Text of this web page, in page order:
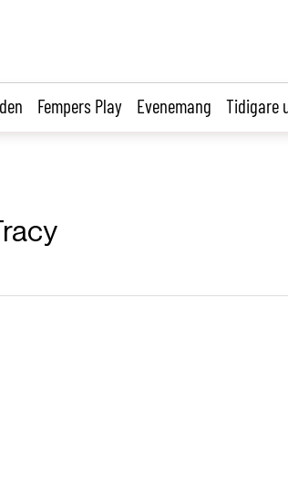
Fempers Play Evenemang Tidigare